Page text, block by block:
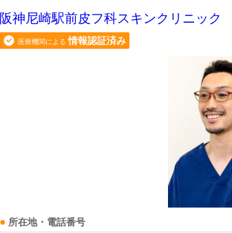
阪神尼崎駅前皮フ科スキンクリニック
医療機関による 情報認証済み
所在地・電話番号